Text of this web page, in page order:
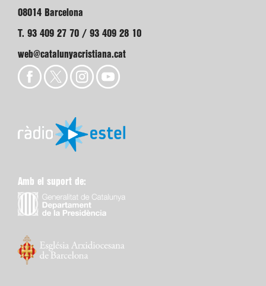
08014 Barcelona
T. 93 409 27 70 / 93 409 28 10
web@catalunyacristiana.cat
Amb el suport de: